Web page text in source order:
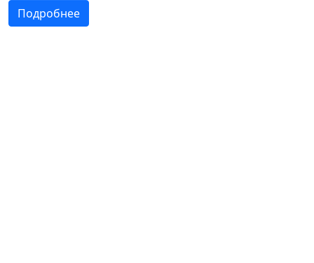
Подробнее